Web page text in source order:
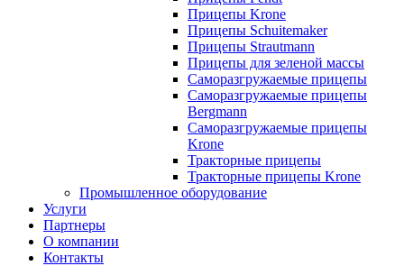
Прицепы Krone
Прицепы Schuitemaker
Прицепы Strautmann
Прицепы для зеленой массы
Саморазгружаемые прицепы
Саморазгружаемые прицепы
Bergmann
Саморазгружаемые прицепы
Krone
Тракторные прицепы
Тракторные прицепы Krone
Промышленное оборудование
Услуги
Партнеры
О компании
Контакты